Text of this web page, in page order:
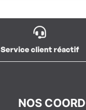
Service client réactif
NOS